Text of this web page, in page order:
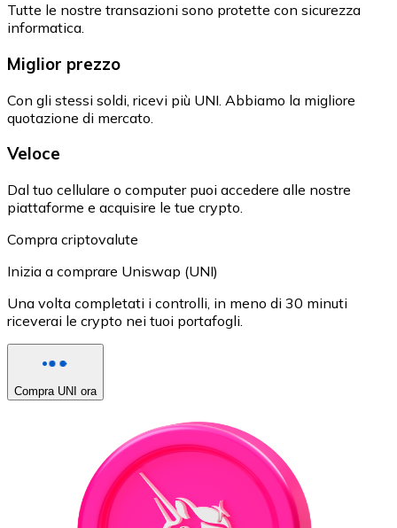
Tutte le nostre transazioni sono protette con sicurezza
informatica.
Miglior prezzo
Con gli stessi soldi, ricevi più UNI. Abbiamo la migliore
quotazione di mercato.
Veloce
Dal tuo cellulare o computer puoi accedere alle nostre
piattaforme e acquisire le tue crypto.
Compra criptovalute
Inizia a comprare Uniswap (UNI)
Una volta completati i controlli, in meno di 30 minuti
riceverai le crypto nei tuoi portafogli.
Compra UNI ora